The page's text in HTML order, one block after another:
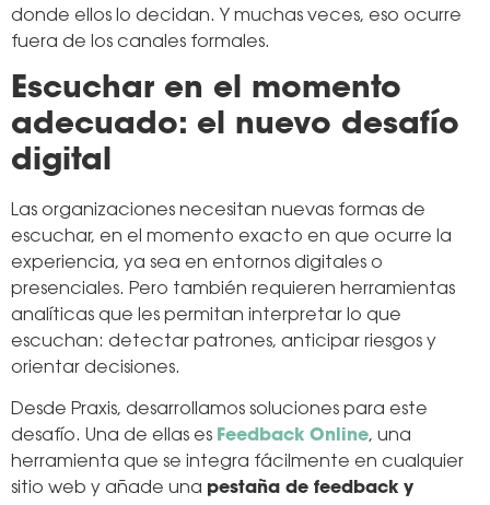
donde ellos lo decidan. Y muchas veces, eso ocurre
fuera de los canales formales.
Escuchar en el momento
adecuado: el nuevo desafío
digital
Las organizaciones necesitan nuevas formas de
escuchar, en el momento exacto en que ocurre la
experiencia, ya sea en entornos digitales o
presenciales. Pero también requieren herramientas
analíticas que les permitan interpretar lo que
escuchan: detectar patrones, anticipar riesgos y
orientar decisiones.
Desde Praxis, desarrollamos soluciones para este
desafío. Una de ellas es Feedback Online, una
herramienta que se integra fácilmente en cualquier
sitio web y añade una pestaña de feedback y